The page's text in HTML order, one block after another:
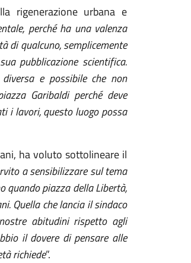
rigenerazione urbana e
perché ha una valenza
di qualcuno, semplicemente
pubblicazione scientifica.
e possibile che non
Garibaldi perché deve
i lavori, questo luogo possa
ha voluto sottolineare il
a sensibilizzare sul tema
quando piazza della Libertà,
Quella che lancia il sindaco
abitudini rispetto agli
il dovere di pensare alle
richiede”.